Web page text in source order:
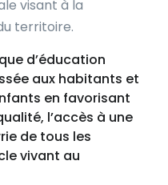
visant à la
territoire.
d’éducation
aux habitants et
en favorisant
l’accès à une
de tous les
vivant au